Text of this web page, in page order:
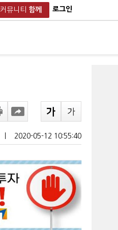
커뮤니티 함께 로그인
2020-05-12 10:55:40